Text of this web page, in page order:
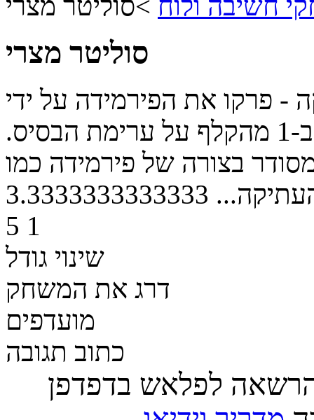
סוליטר מצרי
- פרקו את הפירמידה על ידי
הרמת קלפים שגדולים או קטנים ב-1 מהקלף על ערימת הבסיס.
בצורה של פירמידה כמו
3.3333333333333
5 1
שינוי גודל
דרג את המשחק
מועדפים
כתוב תגובה
לפלאש בדפדפן